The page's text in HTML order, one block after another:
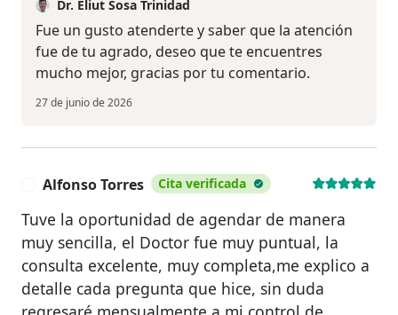
Dr. Eliut Sosa Trinidad
Fue un gusto atenderte y saber que la atención
fue de tu agrado, deseo que te encuentres
mucho mejor, gracias por tu comentario.
27 de junio de 2026
Alfonso Torres Cita verificada
Tuve la oportunidad de agendar de manera
muy sencilla, el Doctor fue muy puntual, la
consulta excelente, muy completa,me explico a
detalle cada pregunta que hice, sin duda